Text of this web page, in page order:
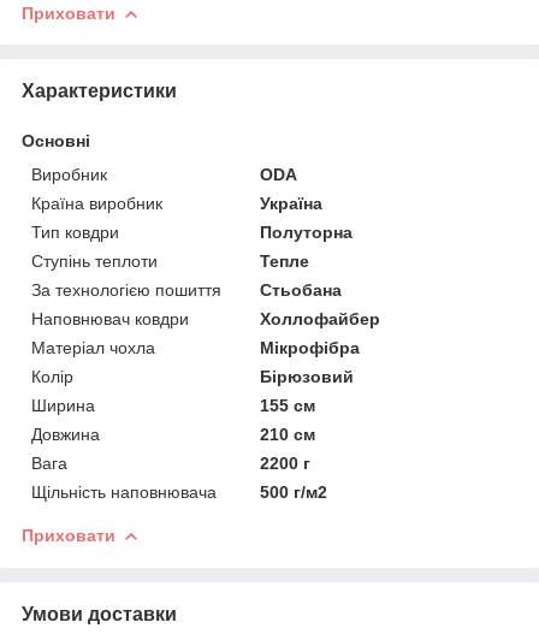
Приховати
Характеристики
Основні
Виробник
ODA
Країна виробник
Україна
Тип ковдри
Полуторна
Ступінь теплоти
Тепле
За технологією пошиття
Стьобана
Наповнювач ковдри
Холлофайбер
Матеріал чохла
Мікрофібра
Колір
Бірюзовий
Ширина
155 см
Довжина
210 см
Вага
2200 г
Щільність наповнювача
500 г/м2
Приховати
Умови доставки